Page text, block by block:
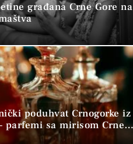
građana Crne Gore na
poduhvat Crnogorke iz
parfemi sa mirisom Crne
svijet